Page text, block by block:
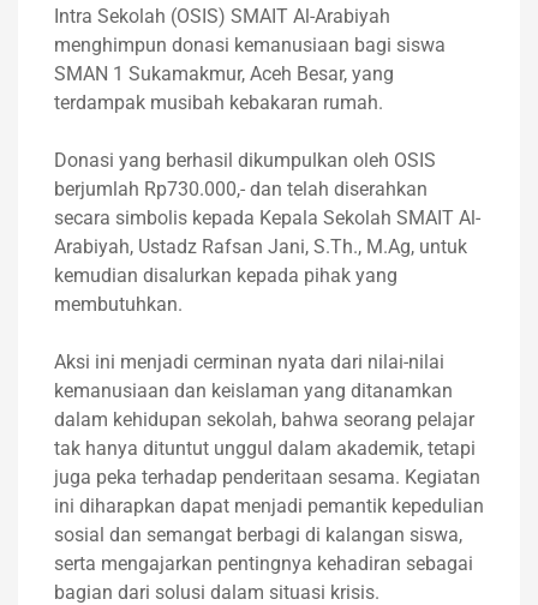
Intra Sekolah (OSIS) SMAIT Al-Arabiyah
menghimpun donasi kemanusiaan bagi siswa
SMAN 1 Sukamakmur, Aceh Besar, yang
terdampak musibah kebakaran rumah.
Donasi yang berhasil dikumpulkan oleh OSIS
berjumlah Rp730.000,- dan telah diserahkan
secara simbolis kepada Kepala Sekolah SMAIT Al-
Arabiyah, Ustadz Rafsan Jani, S.Th., M.Ag, untuk
kemudian disalurkan kepada pihak yang
membutuhkan.
Aksi ini menjadi cerminan nyata dari nilai-nilai
kemanusiaan dan keislaman yang ditanamkan
dalam kehidupan sekolah, bahwa seorang pelajar
tak hanya dituntut unggul dalam akademik, tetapi
juga peka terhadap penderitaan sesama. Kegiatan
ini diharapkan dapat menjadi pemantik kepedulian
sosial dan semangat berbagi di kalangan siswa,
serta mengajarkan pentingnya kehadiran sebagai
bagian dari solusi dalam situasi krisis.